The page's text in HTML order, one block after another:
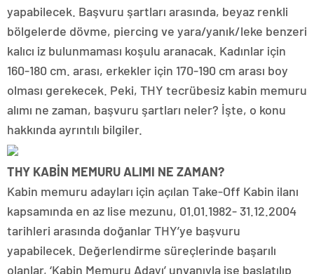
yapabilecek. Başvuru şartları arasında, beyaz renkli
bölgelerde dövme, piercing ve yara/yanık/leke benzeri
kalıcı iz bulunmaması koşulu aranacak. Kadınlar için
160-180 cm. arası, erkekler için 170-190 cm arası boy
olması gerekecek. Peki, THY tecrübesiz kabin memuru
alımı ne zaman, başvuru şartları neler? İşte, o konu
hakkında ayrıntılı bilgiler.
THY KABİN MEMURU ALIMI NE ZAMAN?
Kabin memuru adayları için açılan Take-Off Kabin ilanı
kapsamında en az lise mezunu, 01.01.1982- 31.12.2004
tarihleri arasında doğanlar THY’ye başvuru
yapabilecek. Değerlendirme süreçlerinde başarılı
olanlar, ‘Kabin Memuru Adayı’ unvanıyla işe başlatılıp